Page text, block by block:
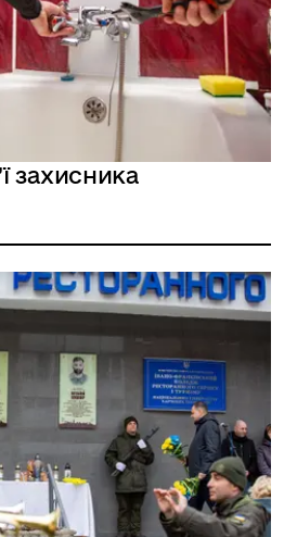
захисника